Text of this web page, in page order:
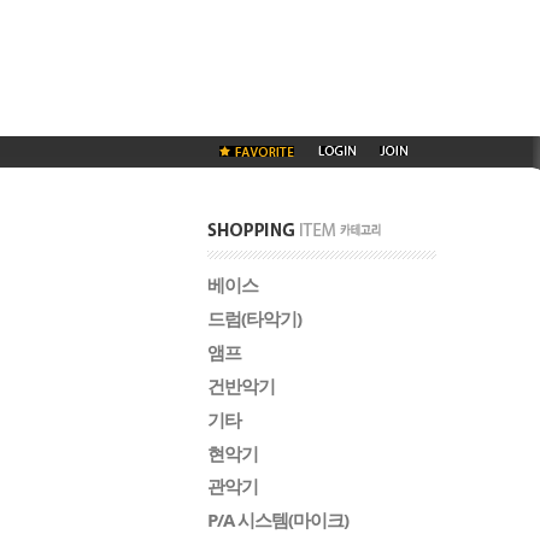
베이스
드럼(타악기)
앰프
건반악기
기타
현악기
관악기
P/A 시스템(마이크)